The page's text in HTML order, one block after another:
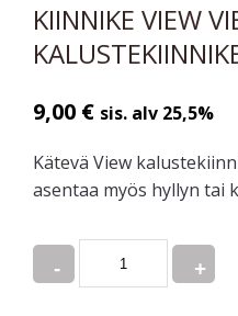
KIINNIKE VIEW
9,00 € sis. alv 25,5%
Kätevä View
asentaa myös hyllyn tai
Quantity